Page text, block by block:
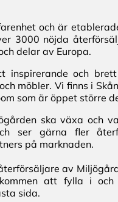
och är
3000 nöjda
delar av Europa.
inspirerande och
möbler. Vi finns i
som är öppet större
ska växa och
ser gärna fler
på marknaden.
av
att fylla i och
sida.